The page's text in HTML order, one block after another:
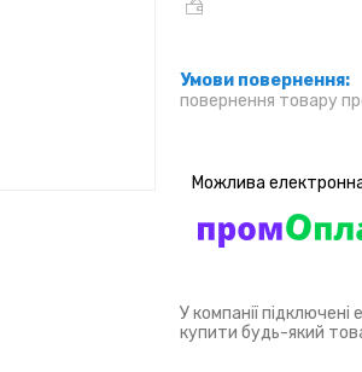
повернення товару
У компанії
купити будь-який